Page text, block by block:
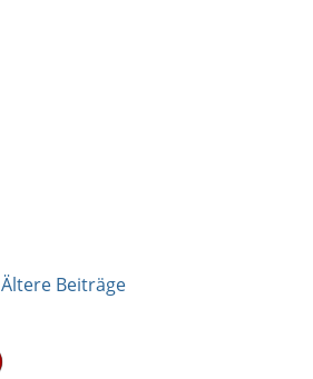
Beitragsnavigation
Ältere Beiträge